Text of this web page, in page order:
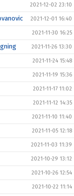
2021-12-02 23:10
2021-12-01 16:40
2021-11-30 16:25
2021-11-26 13:30
2021-11-24 15:48
2021-11-19 15:36
2021-11-17 11:02
2021-11-12 14:35
2021-11-10 11:40
2021-11-05 12:18
2021-11-03 11:39
2021-10-29 13:12
2021-10-26 12:54
2021-10-22 11:14